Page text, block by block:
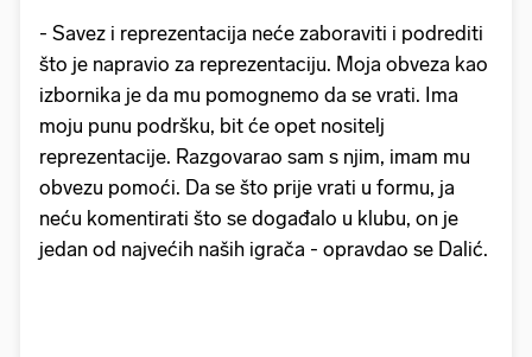
- Savez i reprezentacija neće zaboraviti i podrediti
što je napravio za reprezentaciju. Moja obveza kao
izbornika je da mu pomognemo da se vrati. Ima
moju punu podršku, bit će opet nositelj
reprezentacije. Razgovarao sam s njim, imam mu
obvezu pomoći. Da se što prije vrati u formu, ja
neću komentirati što se događalo u klubu, on je
jedan od najvećih naših igrača - opravdao se Dalić.